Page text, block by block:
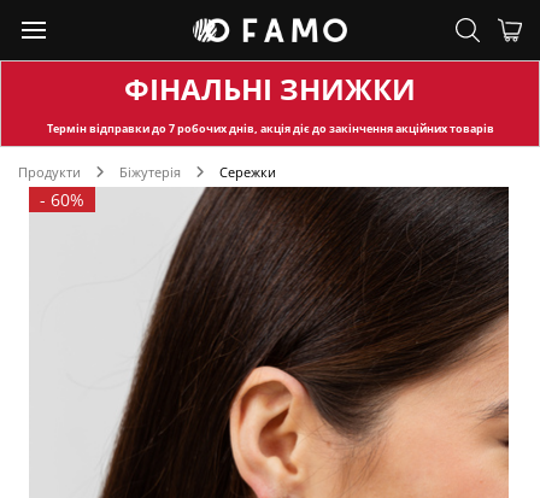
ФІНАЛЬНІ ЗНИЖКИ
Термін відправкидо 7 робочих днів, акція діє до закінчення акційних товарів
Продукти Біжутерія Сережки
- 60%